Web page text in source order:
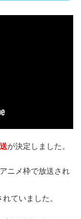
が決定しました。
ニメ枠で放送され
ていました。